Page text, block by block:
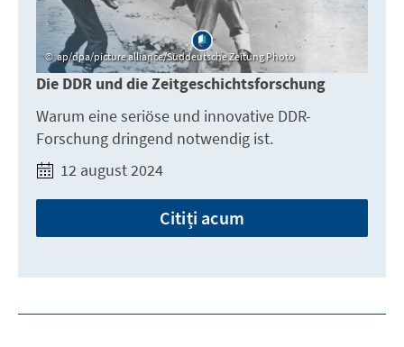
ap/dpa/picture alliance/Süddeutsche Zeitung Photo
Die DDR und die Zeitgeschichtsforschung
Warum eine seriöse und innovative DDR-
Forschung dringend notwendig ist.
12 august 2024
Citiți acum